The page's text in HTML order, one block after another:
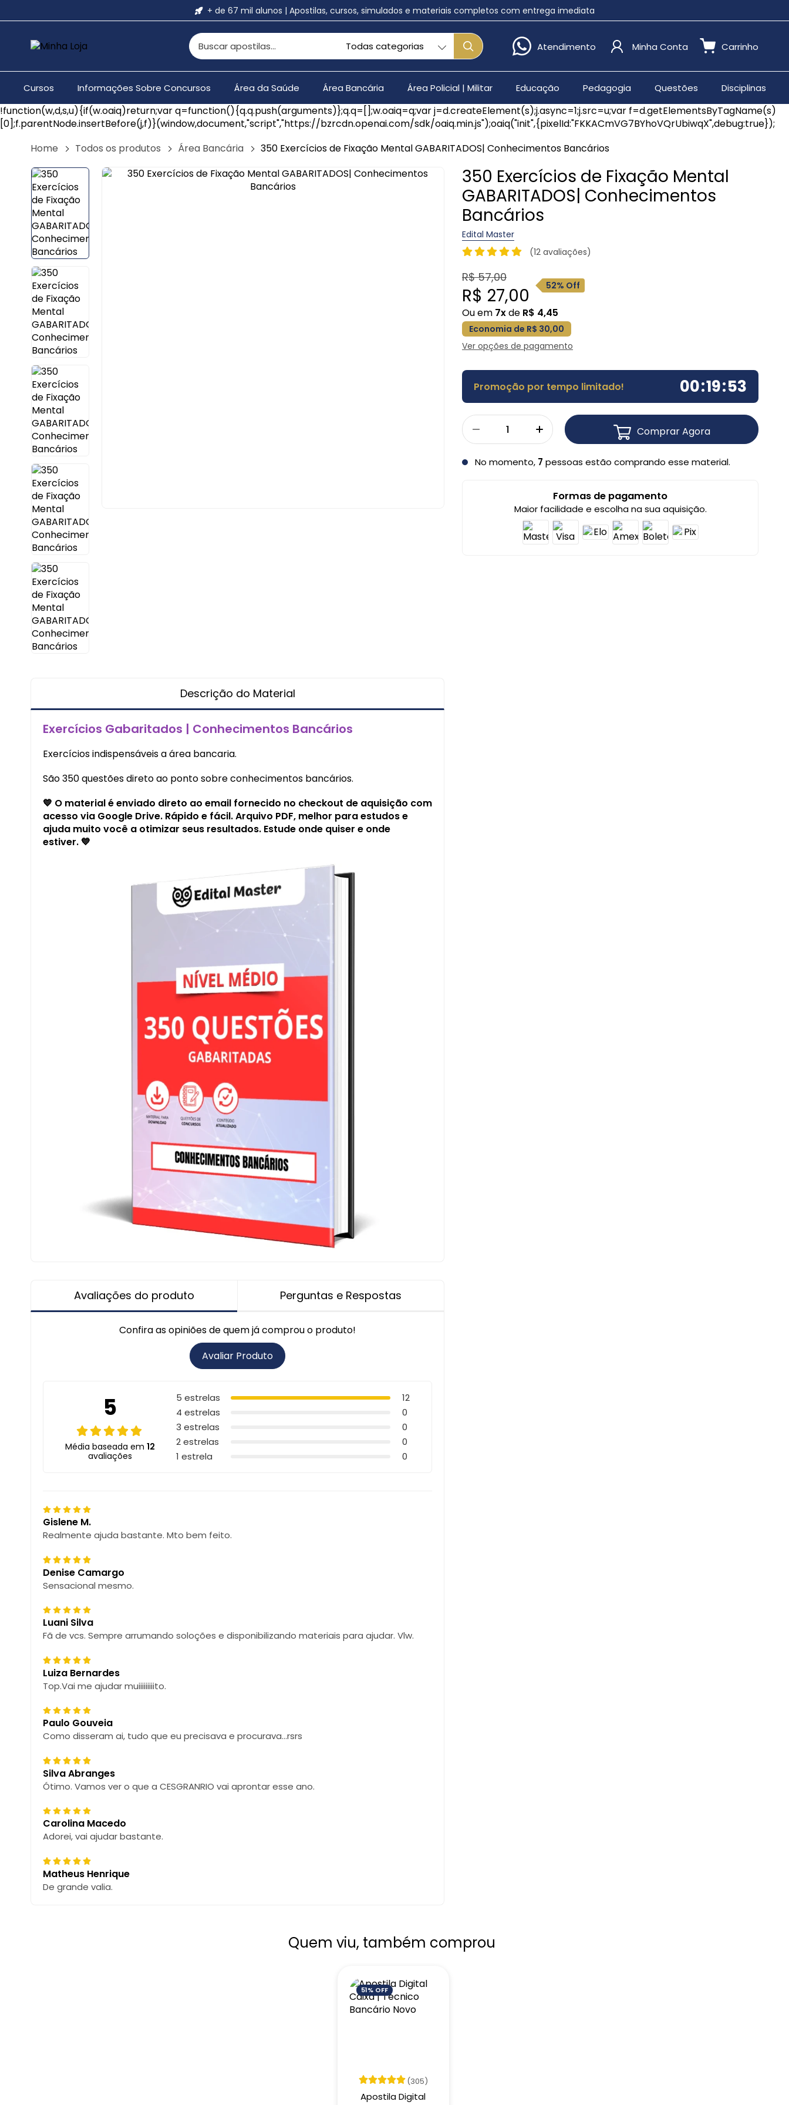
!function(w,d,s,u){if(w.oaiq)return;var q=function(){q.q.push(arguments)};q.q=[];w.oaiq=q;var j=d.createElement(s);j.async=1;j.src=u;var f=d.getElementsByTagName(s)
[0];f.parentNode.insertBefore(j,f)}(window,document,"script","https://bzrcdn.openai.com/sdk/oaiq.min.js");oaiq("init",{pixelId:"FKKACmVG7BYhoVQrUbiwqX",debug:true});
+ de 67 mil alunos | Apostilas, cursos, simulados e materiais completos com entrega imediata
Atendimento Minha Conta Carrinho
Cursos Informações Sobre Concursos Área da Saúde Área Bancária Área Policial | Militar Educação Pedagogia Questões Disciplinas
Home Todos os produtos Área Bancária 350 Exercícios de Fixação Mental GABARITADOS| Conhecimentos Bancários
Descrição do Material
Exercícios Gabaritados | Conhecimentos Bancários
Exercícios indispensáveis a área bancaria.
São 350 questões direto ao ponto sobre conhecimentos bancários.
💙 O material é enviado direto ao email fornecido no checkout de aquisição com
acesso via Google Drive. Rápido e fácil. Arquivo PDF, melhor para estudos e
ajuda muito você a otimizar seus resultados. Estude onde quiser e onde
estiver. 💙
Avaliações do produto Perguntas e Respostas
Confira as opiniões de quem já comprou o produto!
Avaliar Produto
5
Média baseada em 12
avaliações
5 estrelas
12
4 estrelas
0
3 estrelas
0
2 estrelas
0
1 estrela
0
Gislene M.
Realmente ajuda bastante. Mto bem feito.
Denise Camargo
Sensacional mesmo.
Luani Silva
Fã de vcs. Sempre arrumando soloções e disponibilizando materiais para ajudar. Vlw.
Luiza Bernardes
Top.Vai me ajudar muiiiiiiiiito.
Paulo Gouveia
Como disseram ai, tudo que eu precisava e procurava...rsrs
Silva Abranges
Ótimo. Vamos ver o que a CESGRANRIO vai aprontar esse ano.
Carolina Macedo
Adorei, vai ajudar bastante.
Matheus Henrique
De grande valia.
350 Exercícios de Fixação Mental
GABARITADOS| Conhecimentos
Bancários
Edital Master
(12 avaliações)
R$ 57,00
R$ 27,00 52% Off
Ou em 7xde R$ 4,45
Economia de R$ 30,00
Ver opções de pagamento
Promoção por tempo limitado! 00:19:52
Comprar Agora
No momento, 7 pessoas estão comprando esse material.
Formas de pagamento
Maior facilidade e escolha na sua aquisição.
Quem viu, também comprou
51% OFF
(305)
Apostila Digital